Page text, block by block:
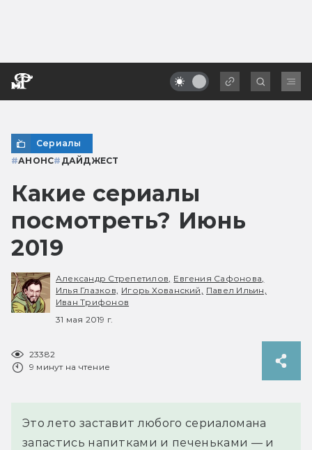
Сериалы
#АНОНС# ДАЙДЖЕСТ
Какие сериалы
посмотреть? Июнь
2019
Александр Стрепетилов, Евгения Сафонова,
Илья Глазков, Игорь Хованский,
Павел Ильин,
Иван Трифонов
31 мая 2019 г.
23382
9 минут на чтение
Это лето заставит любого сериаломана
запастись напитками и печеньками — и